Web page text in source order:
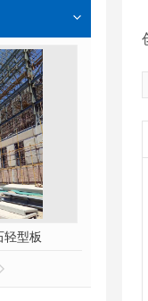
河南钢骨架膨石轻型板厂家